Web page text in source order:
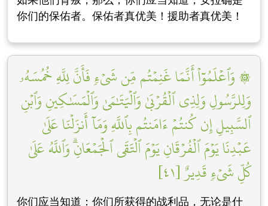
你们的保佑者。保佑者真优美！援助者真优美！
۞ وَٱعۡلَمُوٓاْ أَنَّمَا غَنِمۡتُم مِّن شَيۡءٖ فَأَنَّ لِلَّهِ خُمُسَهُۥ
وَلِلرَّسُولِ وَلِذِي ٱلۡقُرۡبَىٰ وَٱلۡيَتَٰمَىٰ وَٱلۡمَسَٰكِينِ وَٱبۡنِ
ٱلسَّبِيلِ إِن كُنتُمۡ ءَامَنتُم بِٱللَّهِ وَمَآ أَنزَلۡنَا عَلَىٰ
عَبۡدِنَا يَوۡمَ ٱلۡفُرۡقَانِ يَوۡمَ ٱلۡتَقَى ٱلۡجَمۡعَانِۗ وَٱللَّهُ عَلَىٰ
كُلِّ شَيۡءٖ قَدِيرٌ [٤١]
你们应当知道：你们所获得的战利品，无论是什